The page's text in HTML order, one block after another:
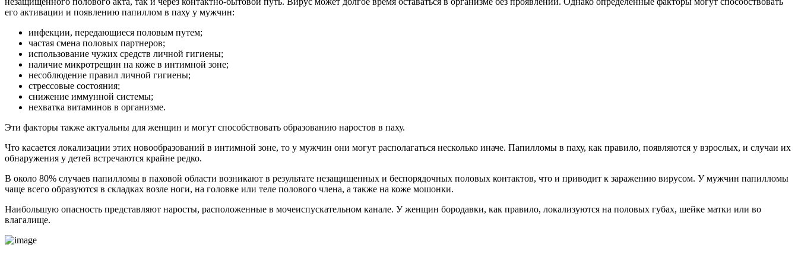
его активации и появлению папиллом в паху у мужчин:
инфекции, передающиеся половым путем;
частая смена половых партнеров;
использование чужих средств личной гигиены;
наличие микротрещин на коже в интимной зоне;
несоблюдение правил личной гигиены;
стрессовые состояния;
снижение иммунной системы;
нехватка витаминов в организме.
Эти факторы также актуальны для женщин и могут способствовать образованию наростов в паху.
Что касается локализации этих новообразований в интимной зоне, то у мужчин они могут располагаться несколько иначе. Папилломы в паху, как правило, появляются у взрослых, и случаи их
обнаружения у детей встречаются крайне редко.
В около 80% случаев папилломы в паховой области возникают в результате незащищенных и беспорядочных половых контактов, что и приводит к заражению вирусом. У мужчин папилломы
чаще всего образуются в складках возле ноги, на головке или теле полового члена, а также на коже мошонки.
Наибольшую опасность представляют наросты, расположенные в мочеиспускательном канале. У женщин бородавки, как правило, локализуются на половых губах, шейке матки или во
влагалище.